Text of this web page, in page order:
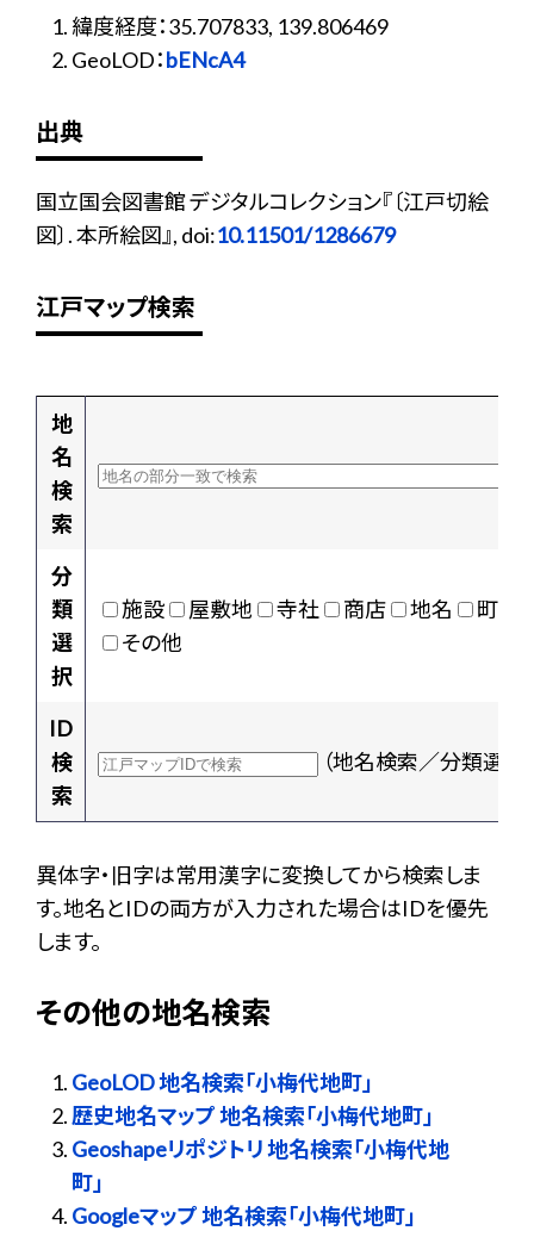
緯度経度：35.707833, 139.806469
GeoLOD：bENcA4
出典
国立国会図書館 デジタルコレクション『〔江戸切絵
図〕. 本所絵図』, doi:10.11501/1286679
江戸マップ検索
地
名
検
索
分
類
選
択
施設 屋敷地 寺社 商店 地名
町村
その他
ID
検
索
（地名検索／分類選択
異体字・旧字は常用漢字に変換してから検索しま
す。地名とIDの両方が入力された場合はIDを優先
します。
その他の地名検索
GeoLOD 地名検索「小梅代地町」
歴史地名マップ 地名検索「小梅代地町」
Geoshapeリポジトリ 地名検索「小梅代地
町」
Googleマップ 地名検索「小梅代地町」